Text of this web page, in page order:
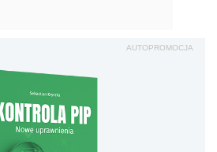
AUTOPROMOCJA